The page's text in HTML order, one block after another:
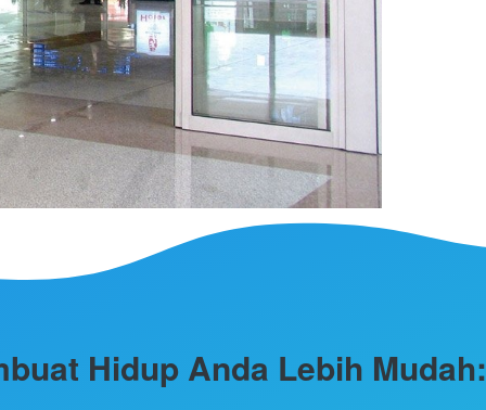
Hidup Anda Lebih Mudah: